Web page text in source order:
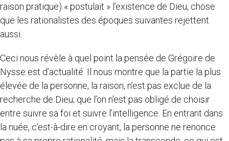
raison pratique) « postulait » l’existence de Dieu, chose
que les rationalistes des époques suivantes rejettent
aussi.
Ceci nous révèle à quel point la pensée de Grégoire de
Nysse est d’actualité. Il nous montre que la partie la plus
élevée de la personne, la raison, n’est pas exclue de la
recherche de Dieu; que l’on n’est pas obligé de choisir
entre suivre sa foi et suivre l’intelligence. En entrant dans
la nuée, c’est-à-dire en croyant, la personne ne renonce